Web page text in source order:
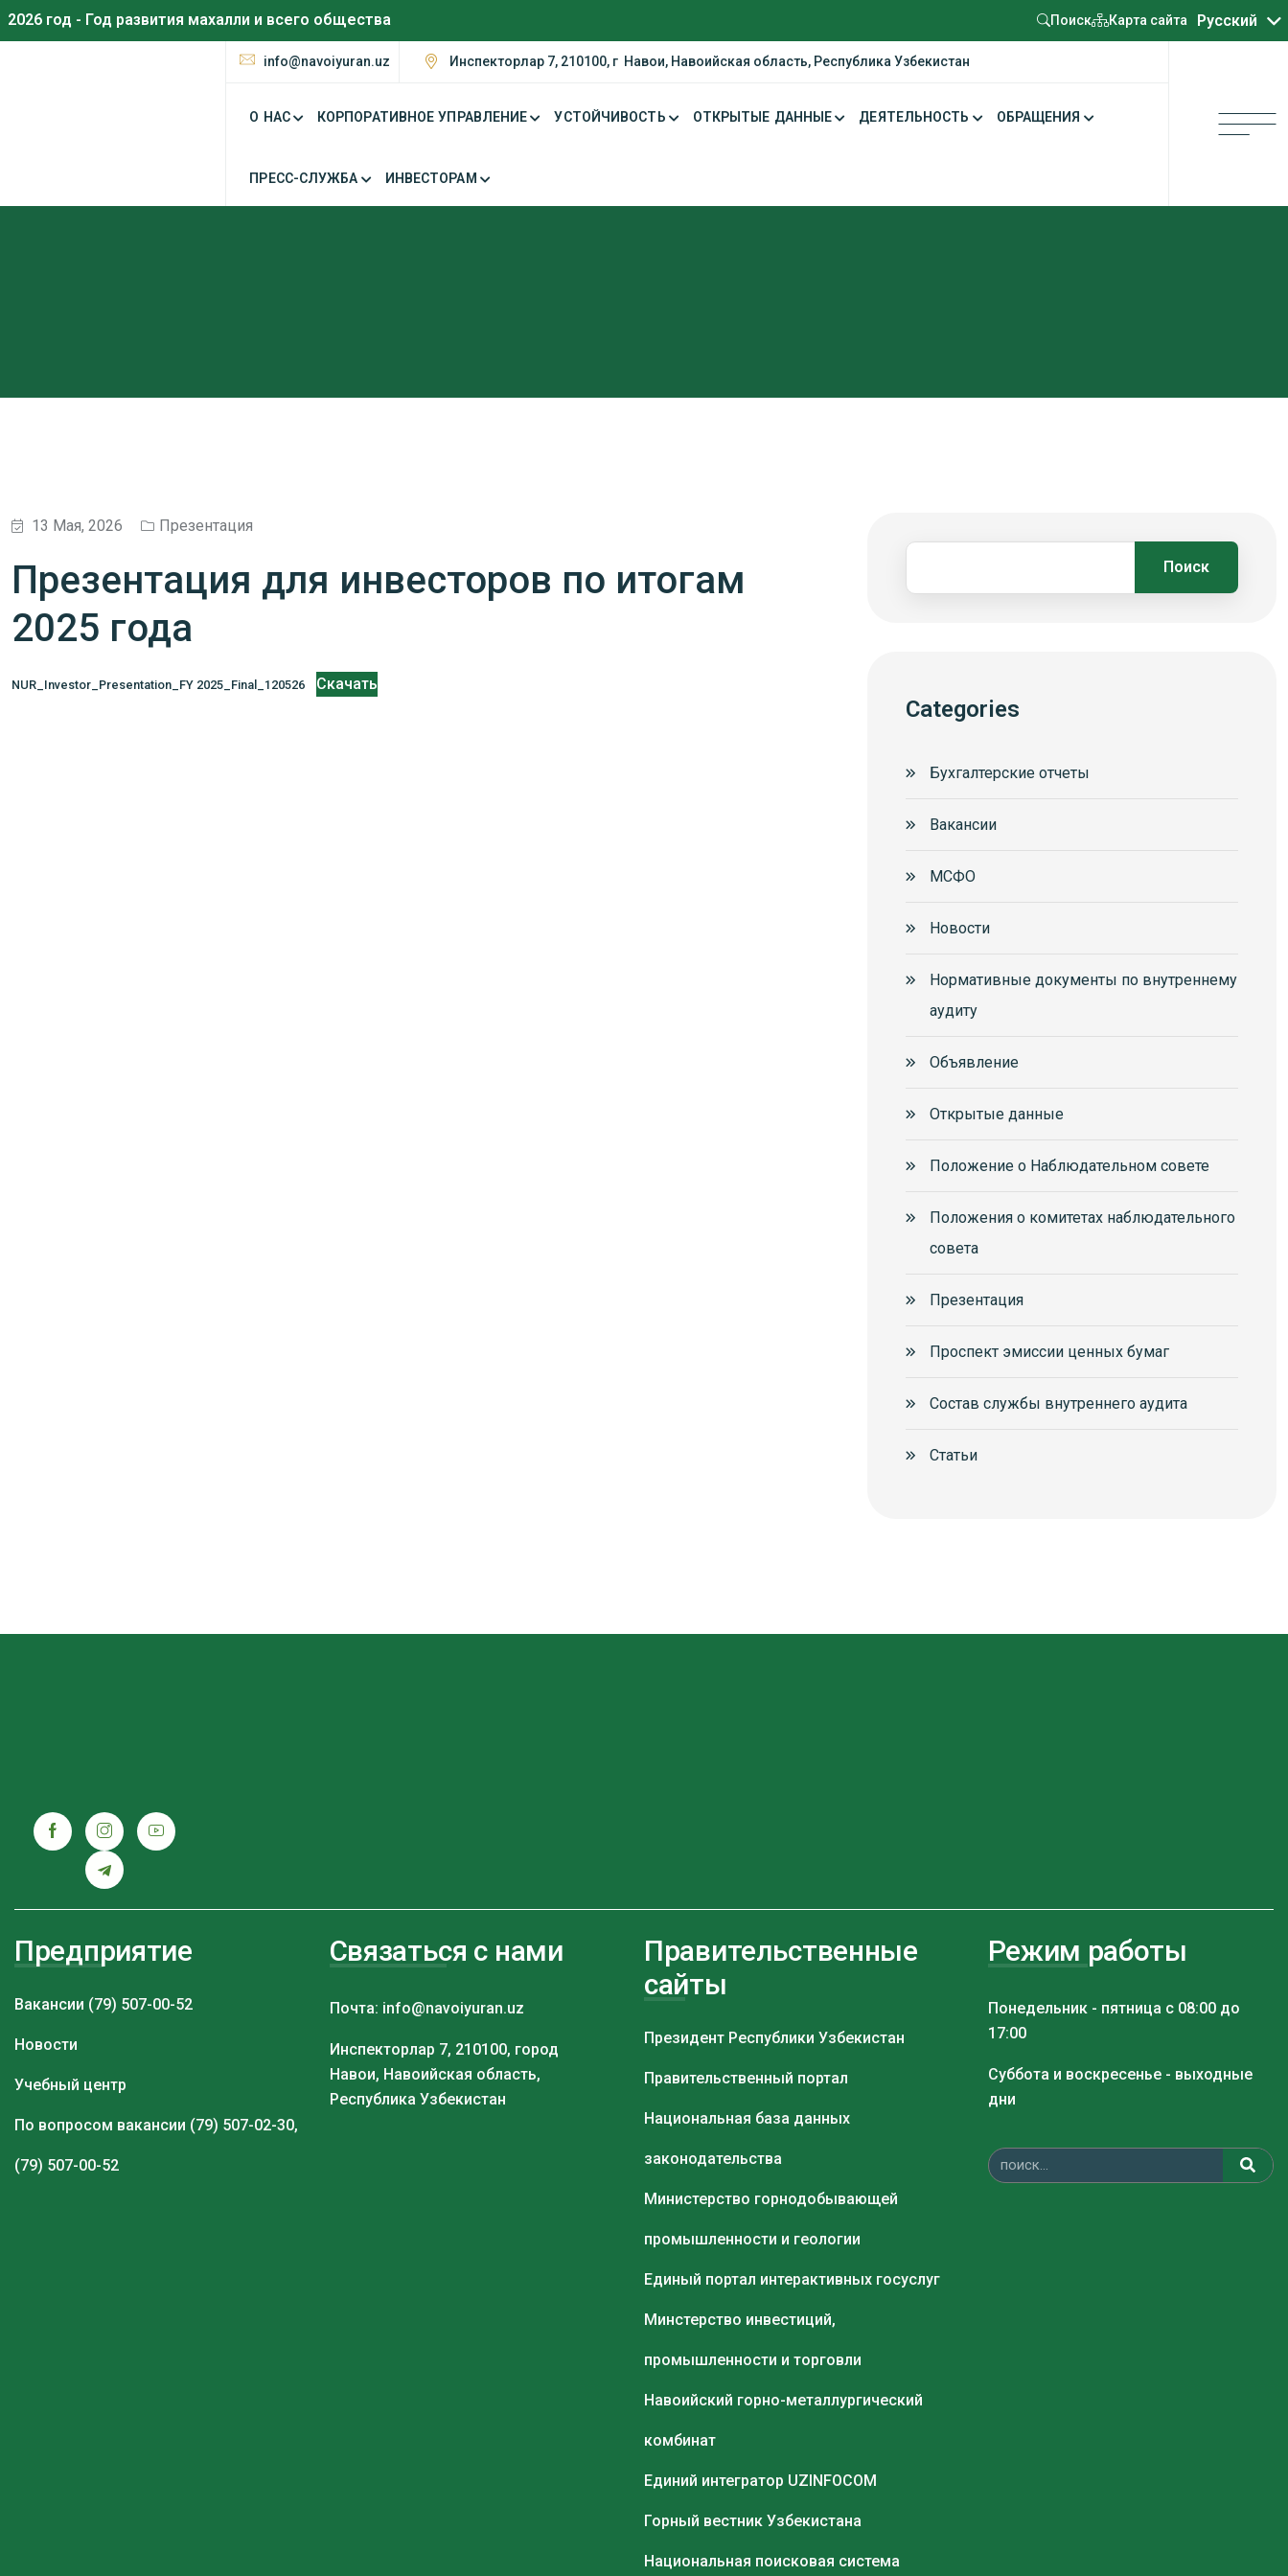
2026 год - Год развития махалли и всего общества Поиск Карта сайта Русский
Oʻzbekcha
info@navoiyuran.uz Инспекторлар 7, 210100, г Навои, Навоийская область, Республика Узбекистан
О НАС КОРПОРАТИВНОЕ УПРАВЛЕНИЕ УСТОЙЧИВОСТЬ ОТКРЫТЫЕ ДАННЫЕ ДЕЯТЕЛЬНОСТЬ ОБРАЩЕНИЯ
ПРЕСС-СЛУЖБА ИНВЕСТОРАМ
13 Мая, 2026 Презентация
Презентация для инвесторов по итогам
2025 года
NUR_Investor_Presentation_FY 2025_Final_120526 Скачать
Поиск
Categories
Бухгалтерские отчеты
Вакансии
МСФО
Новости
Нормативные документы по внутреннему
аудиту
Объявление
Открытые данные
Положение о Наблюдательном совете
Положения о комитетах наблюдательного
совета
Презентация
Проспект эмиссии ценных бумаг
Состав службы внутреннего аудита
Статьи
Предприятие
Вакансии (79) 507-00-52
Новости
Учебный центр
По вопросом вакансии (79) 507-02-30,
(79) 507-00-52
Связаться с нами
Почта: info@navoiyuran.uz
Инспекторлар 7, 210100, город
Навои, Навоийская область,
Республика Узбекистан
Правительственные
сайты
Президент Республики Узбекистан
Правительственный портал
Национальная база данных
законодательства
Министерство горнодобывающей
промышленности и геологии
Единый портал интерактивных госуслуг
Минстерство инвестиций,
промышленности и торговли
Навоийский горно-металлургический
комбинат
Единий интегратор UZINFOCOM
Горный вестник Узбекистана
Национальная поисковая система
Режим работы
Понедельник - пятница с 08:00 до
17:00
Суббота и воскресенье - выходные
дни